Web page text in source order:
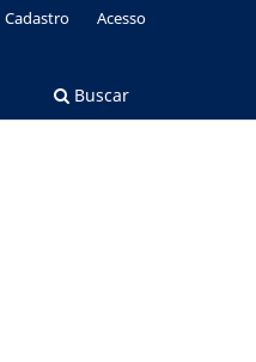
Buscar
Cadastro Acesso